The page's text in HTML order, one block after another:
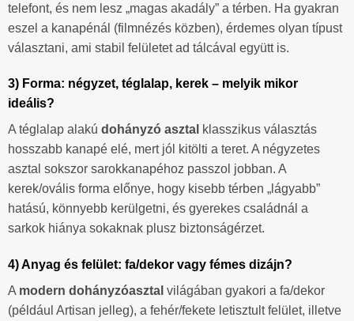
telefont, és nem lesz „magas akadály” a térben. Ha gyakran
eszel a kanapénál (filmnézés közben), érdemes olyan típust
választani, ami stabil felületet ad tálcával együtt is.
3) Forma: négyzet, téglalap, kerek – melyik mikor
ideális?
A téglalap alakú dohányzó asztal klasszikus választás
hosszabb kanapé elé, mert jól kitölti a teret. A négyzetes
asztal sokszor sarokkanapéhoz passzol jobban. A
kerek/ovális forma előnye, hogy kisebb térben „lágyabb”
hatású, könnyebb kerülgetni, és gyerekes családnál a
sarkok hiánya sokaknak plusz biztonságérzet.
4) Anyag és felület: fa/dekor vagy fémes dizájn?
A modern dohányzóasztal világában gyakori a fa/dekor
(például Artisan jelleg), a fehér/fekete letisztult felület, illetve